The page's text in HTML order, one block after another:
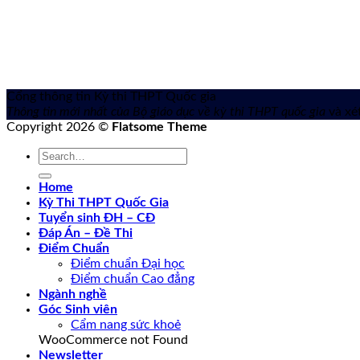
Cổng thông tin Kỳ thi THPT Quốc gia
Thông tin mới nhất của Bộ giáo dục về kỳ thi THPT quốc gia và
Copyright 2026 © Flatsome Theme
Home
Kỳ Thi THPT Quốc Gia
Tuyển sinh ĐH – CĐ
Đáp Án – Đề Thi
Điểm Chuẩn
Điểm chuẩn Đại học
Điểm chuẩn Cao đẳng
Ngành nghề
Góc Sinh viên
Cẩm nang sức khoẻ
WooCommerce not Found
Newsletter